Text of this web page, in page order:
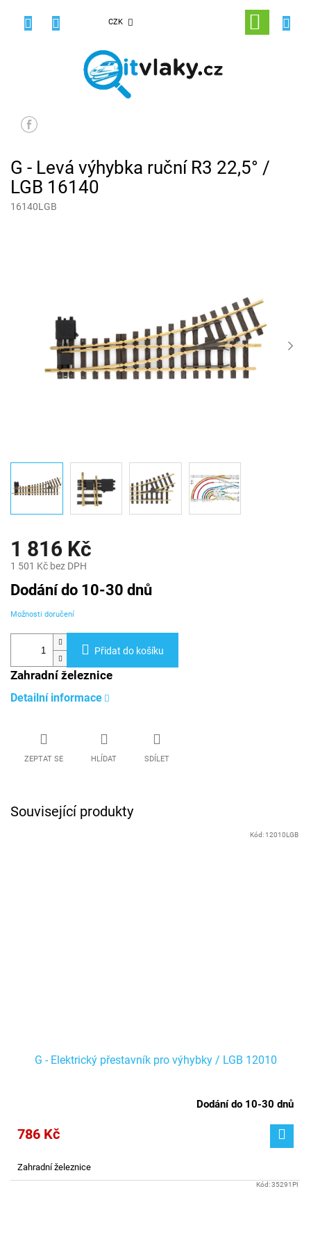
CZK
NÁKUPNÍ
KOŠÍK
G - Levá výhybka ruční R3 22,5° /
LGB 16140
16140LGB
1 816 Kč
1 501 Kč bez DPH
Měrná
cena:
Dodání do 10-30 dnů
Možnosti doručení
Přidat do košíku
Zahradní železnice
Detailní informace
ZEPTAT SE HLÍDAT SDÍLET
Související produkty
G - Elektrický přestavník pro výhybky / LGB 12010
Dodání do 10-30 dnů
786 Kč
Zahradní železnice
Kód: 12010LGB
Kód:35291PI